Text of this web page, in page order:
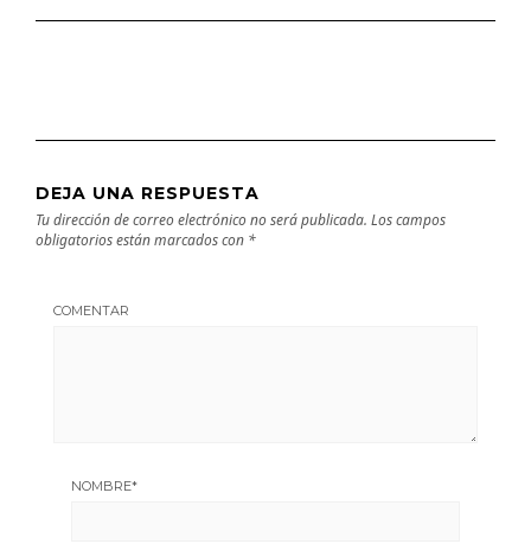
DEJA UNA RESPUESTA
Tu dirección de correo electrónico no será publicada. Los campos
obligatorios están marcados con *
COMENTAR
NOMBRE*